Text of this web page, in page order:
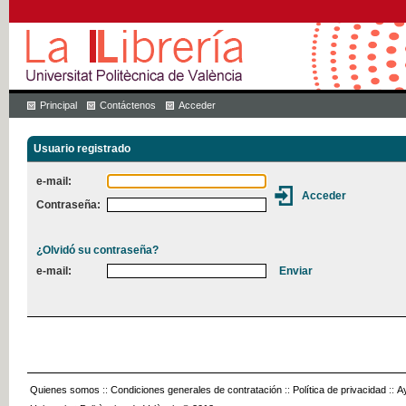
Principal Contáctenos Acceder
Usuario registrado
e-mail:
Contraseña:
¿Olvidó su contraseña?
e-mail:
Quienes somos :: Condiciones generales de contratación :: Política de privacidad ::